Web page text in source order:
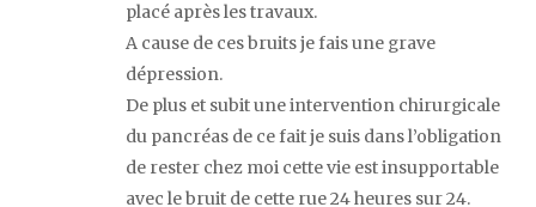
placé après les travaux.
A cause de ces bruits je fais une grave
dépression.
De plus et subit une intervention chirurgicale
du pancréas de ce fait je suis dans l’obligation
de rester chez moi cette vie est insupportable
avec le bruit de cette rue 24 heures sur 24.